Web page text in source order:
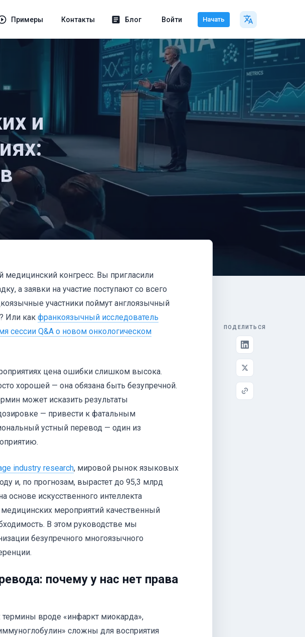
Примеры Контакты Блог Войти Начать
и
медицинский конгресс. Вы пригласили
а заявки на участие поступают со всего
участники поймут англоязычный
Или как франкоязычный исследователь
сессии Q&A о новом онкологическом
цена ошибки слишком высока.
хорошей — она обязана быть безупречной.
может исказить результаты
— привести к фатальным
устный перевод — один из
industry research, мировой рынок языковых
и, по прогнозам, вырастет до 95,3 млрд
основе искусственного интеллекта
мероприятий качественный
В этом руководстве мы
безупречного многоязычного
почему у нас нет права
термины вроде «инфаркт миокарда»,
сложны для восприятия
ПОДЕЛИТЬСЯ